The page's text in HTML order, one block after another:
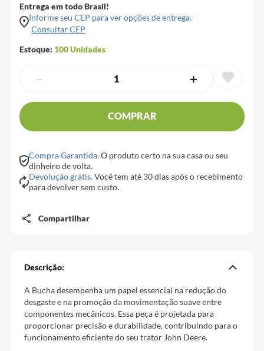
Entrega em todo Brasil!
Informe seu CEP para ver opções de entrega.
Consultar CEP
Estoque: 100Unidades
＋
－
COMPRAR
Compra Garantida.O produto certo na sua casa ou seu
dinheiro de volta.
Devolução grátis.Você tem até 30 dias após o recebimento
para devolver sem custo.
Compartilhar
Descrição:
A Bucha desempenha um papel essencial na redução do
desgaste e na promoção da movimentação suave entre
componentes mecânicos. Essa peça é projetada para
proporcionar precisão e durabilidade, contribuindo para o
funcionamento eficiente do seu trator John Deere.